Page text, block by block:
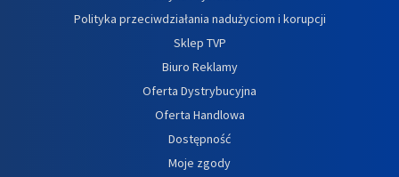
Polityka przeciwdziałania nadużyciom i korupcji
Sklep TVP
Biuro Reklamy
Oferta Dystrybucyjna
Oferta Handlowa
Dostępność
Moje zgody